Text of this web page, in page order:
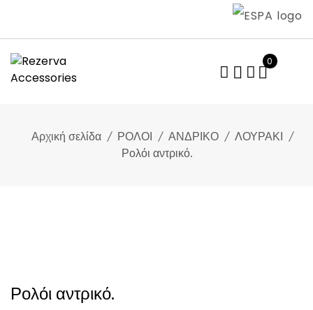
content
0
Αρχική σελίδα ΡΟΛΟΙ ΑΝΔΡΙΚΟ
ΛΟΥΡΑΚΙ
Ρολόι αντρικό.
Ρολόι αντρικό.